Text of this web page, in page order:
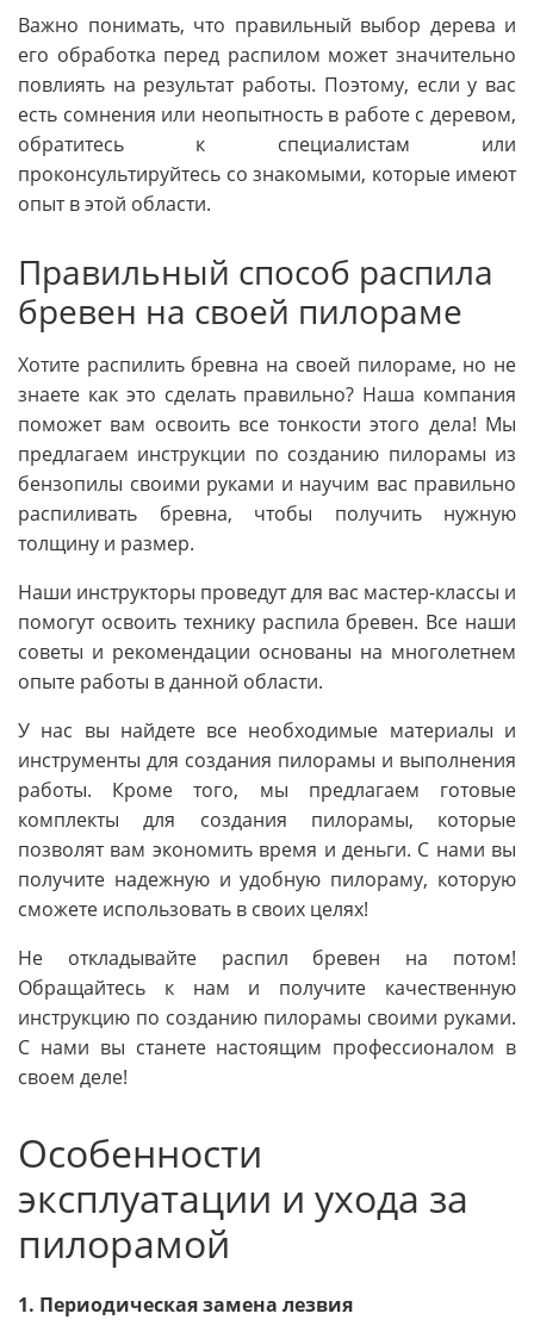
Важно понимать, что правильный выбор дерева и
его обработка перед распилом может значительно
повлиять на результат работы. Поэтому, если у вас
есть сомнения или неопытность в работе с деревом,
обратитесь к специалистам или
проконсультируйтесь со знакомыми, которые имеют
опыт в этой области.
Правильный способ распила
бревен на своей пилораме
Хотите распилить бревна на своей пилораме, но не
знаете как это сделать правильно? Наша компания
поможет вам освоить все тонкости этого дела! Мы
предлагаем инструкции по созданию пилорамы из
бензопилы своими руками и научим вас правильно
распиливать бревна, чтобы получить нужную
толщину и размер.
Наши инструкторы проведут для вас мастер-классы и
помогут освоить технику распила бревен. Все наши
советы и рекомендации основаны на многолетнем
опыте работы в данной области.
У нас вы найдете все необходимые материалы и
инструменты для создания пилорамы и выполнения
работы. Кроме того, мы предлагаем готовые
комплекты для создания пилорамы, которые
позволят вам экономить время и деньги. С нами вы
получите надежную и удобную пилораму, которую
сможете использовать в своих целях!
Не откладывайте распил бревен на потом!
Обращайтесь к нам и получите качественную
инструкцию по созданию пилорамы своими руками.
С нами вы станете настоящим профессионалом в
своем деле!
Особенности
эксплуатации и ухода за
пилорамой
1. Периодическая замена лезвия